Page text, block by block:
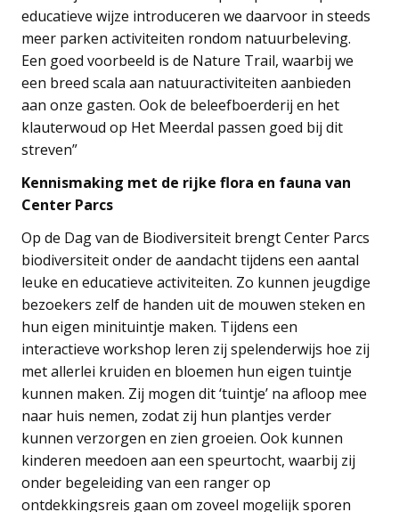
educatieve wijze introduceren we daarvoor in steeds
meer parken activiteiten rondom natuurbeleving.
Een goed voorbeeld is de Nature Trail, waarbij we
een breed scala aan natuuractiviteiten aanbieden
aan onze gasten. Ook de beleefboerderij en het
klauterwoud op Het Meerdal passen goed bij dit
streven”
Kennismaking met de rijke flora en fauna van
Center Parcs
Op de Dag van de Biodiversiteit brengt Center Parcs
biodiversiteit onder de aandacht tijdens een aantal
leuke en educatieve activiteiten. Zo kunnen jeugdige
bezoekers zelf de handen uit de mouwen steken en
hun eigen minituintje maken. Tijdens een
interactieve workshop leren zij spelenderwijs hoe zij
met allerlei kruiden en bloemen hun eigen tuintje
kunnen maken. Zij mogen dit ‘tuintje’ na afloop mee
naar huis nemen, zodat zij hun plantjes verder
kunnen verzorgen en zien groeien. Ook kunnen
kinderen meedoen aan een speurtocht, waarbij zij
onder begeleiding van een ranger op
ontdekkingsreis gaan om zoveel mogelijk sporen